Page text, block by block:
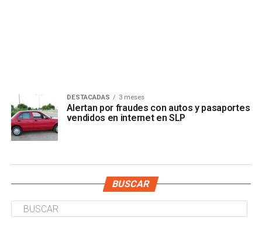
DESTACADAS 3 meses
Alertan por fraudes con autos y pasaportes
vendidos en internet en SLP
BUSCAR